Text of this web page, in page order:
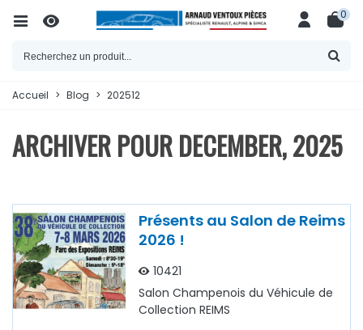
0
Accueil > Blog > 202512
ARCHIVER POUR DECEMBER, 2025
Présents au Salon de Reims
2026 !
10421
Salon Champenois du Véhicule de
Collection REIMS